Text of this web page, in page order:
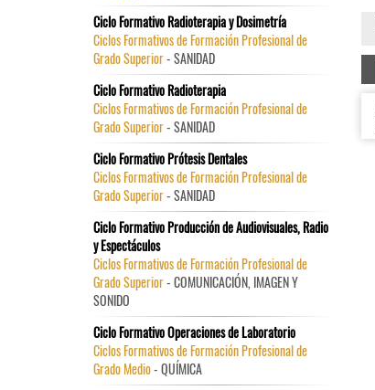
Ciclo Formativo Radioterapia y Dosimetría
Ciclos Formativos de Formación Profesional de
Grado Superior- SANIDAD
Ciclo Formativo Radioterapia
Ciclos Formativos de Formación Profesional de
Grado Superior- SANIDAD
Ciclo Formativo Prótesis Dentales
Ciclos Formativos de Formación Profesional de
Grado Superior- SANIDAD
Ciclo Formativo Producción de Audiovisuales, Radio
y Espectáculos
Ciclos Formativos de Formación Profesional de
Grado Superior- COMUNICACIÓN, IMAGEN Y
SONIDO
Ciclo Formativo Operaciones de Laboratorio
Ciclos Formativos de Formación Profesional de
Grado Medio- QUÍMICA